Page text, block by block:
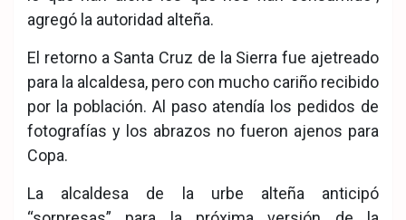
agregó la autoridad alteña.
El retorno a Santa Cruz de la Sierra fue ajetreado
para la alcaldesa, pero con mucho cariño recibido
por la población. Al paso atendía los pedidos de
fotografías y los abrazos no fueron ajenos para
Copa.
La alcaldesa de la urbe alteña anticipó